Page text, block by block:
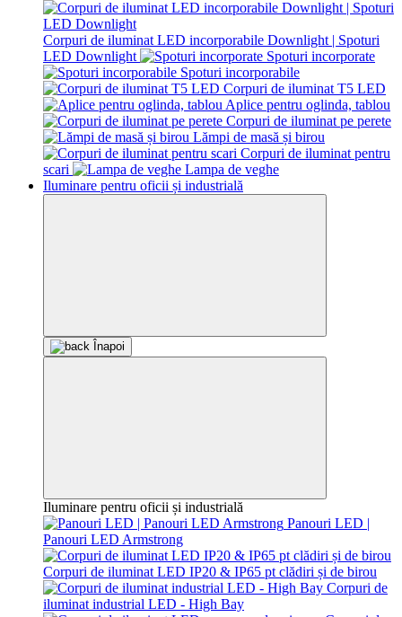
Corpuri de iluminat LED incorporabile Downlight | Spoturi
LED Downlight
Spoturi incorporate
Spoturi incorporabile
Corpuri de iluminat T5 LED
Aplice pentru oglinda, tablou
Corpuri de iluminat pe perete
Lămpi de masă și birou
Corpuri de iluminat pentru
scari
Lampa de veghe
Iluminare pentru oficii și industrială
Înapoi
Iluminare pentru oficii și industrială
Panouri LED |
Panouri LED Armstrong
Corpuri de iluminat LED IP20 & IP65 pt clădiri și de birou
Corpuri de
iluminat industrial LED - High Bay